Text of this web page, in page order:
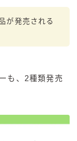
が発売される
も、2種類発売